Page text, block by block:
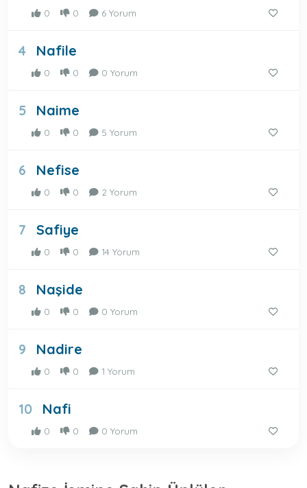
0 0 6 Yorum
4 Nafile
0 0 0 Yorum
5 Naime
0 0 5 Yorum
6 Nefise
0 0 2 Yorum
7 Safiye
0 0 14 Yorum
8 Naşide
0 0 0 Yorum
9 Nadire
0 0 1 Yorum
10 Nafi
0 0 0 Yorum